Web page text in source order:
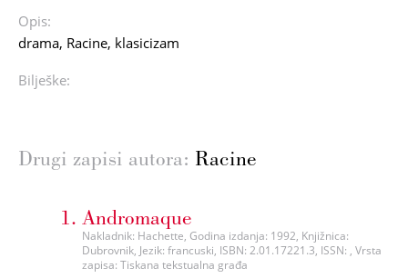
Opis:
drama, Racine, klasicizam
Bilješke:
Drugi zapisi autora: Racine
Andromaque
Nakladnik: Hachette, Godina izdanja: 1992, Knjižnica:
Dubrovnik, Jezik: francuski, ISBN: 2.01.17221.3, ISSN: , Vrsta
zapisa: Tiskana tekstualna građa